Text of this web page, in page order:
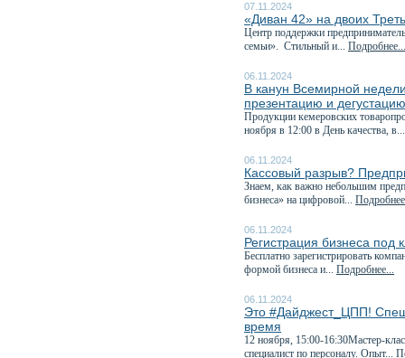
07.11.2024
«Диван 42» на двоих
Центр поддержки
семьи». Стильный и... Подробнее...
06.11.2024
В канун Всемирной
презентацию и
Продукции кемеровских
ноября в 12:00 в День качества,
06.11.2024
Кассовый разрыв?
Знаем, как важно небольшим
бизнеса» на цифровой...
06.11.2024
Регистрация бизнеса под
Бесплатно зарегистрировать
формой бизнеса и... Подробнее...
06.11.2024
Это #Дайджест_ЦПП!
время
12 ноября, 15:00-16:30Мастер-
специалист по персоналу. Опыт...